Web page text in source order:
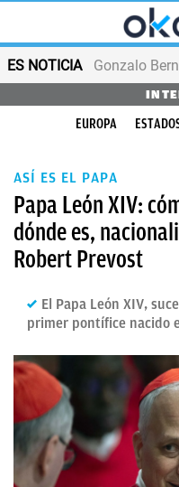
ES NOTICIA Gonzalo
EUROPA
ASÍ ES EL PAPA
Papa León XIV:
dónde es,
Robert Prevost
El Papa León XIV,
primer pontífice nacido